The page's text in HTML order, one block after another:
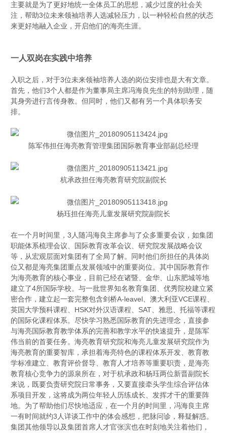
主要就是为了更好地统一全体员工的思想，减少过度的社会关
注，帮助3位未来领袖培养人选减轻压力，以一种轻松自然的状态
来更好地融入企业，开启他们的海亮生涯。
一人双岗在实践中培养
入职之后，对于3位未来领袖培养人选的岗位安排也是大有文章。
首先，他们3个人都是作为董事局主席冯海良先生的特别助理，随
其身旁进行言传身教。但同时，他们又都有另一个具体职务安
排。
陈军伟担任海亮教育管理集团国际教育事业部副总经理
杭承政担任海亮教育研究院副院长
杨珏担任海亮儿童发展研究院副院长
在一个月时间里，3人随冯海良主席参与了众多重要会议，如集团
职能体系梳理会议、国际教育改革会议、研究院发展战略会议
等，从宏观层面对集团有了全局了解。同时他们所担任的具体岗
位又都是海亮集团重点发展领域中的重要岗位。其中国际教育作
为海亮教育的核心事业，目前已经在诸暨、金华、山东肥城等地
建立了4所国际学校。与一批世界知名教育集团、优秀院校建立紧
密合作，建立起一套完整包含剑桥A-leavel、澳大利亚VCE课程、
英国大学预科课程、HSK对外汉语课程、SAT、雅思、托福等课程
的国际化课程体系。尽快学习熟悉国际教育的先进理念，直接参
与海亮国际教育教学体系的完善和教学水平的快速提升，是陈军
伟当前的首要任务。海亮教育研究院和海亮儿童发展研究院作为
海亮教育的重要智库，承担着海亮特色的课程体系开发、教育教
学标准建立、教育评价督导、教育人才培养等重要职责，是海亮
教育核心竞争力的源泉所在，对于杭承政和杨珏两位新晋副院长
来说，既要负责研究院日常事务，又要直接牵头学生综合评估体
系项目开发，这将成为两位年轻人历练成长、发挥才干的重要阵
地。为了帮助他们尽快地适应，在一个月的时间里，冯海良主席
一有时间就约3人详谈工作中的体会感想，把脉问诊，释疑解惑。
集团其他领导以及集团首席人才官张滨也在时刻地关注着他们，